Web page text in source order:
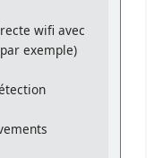
wifi avec
exemple)